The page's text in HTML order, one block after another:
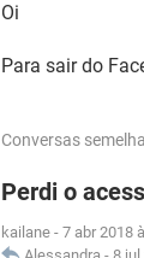
Oi
Para sair do
Conversas
Perdi o
kailane - 7 abr 2018